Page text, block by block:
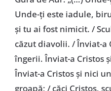
Unde-ți este iadule,
și tu ai fost nimicit. /
căzut diavolii. / Înviat-a
îngerii. Înviat-a Cristos
Înviat-a Cristos și nici
groapă; / căci Cristos,